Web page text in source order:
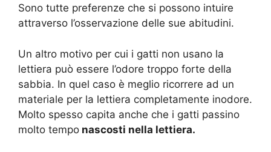
Sono tutte preferenze che si possono intuire
attraverso l’osservazione delle sue abitudini.
Un altro motivo per cui i gatti non usano la
lettiera può essere l’odore troppo forte della
sabbia. In quel caso è meglio ricorrere ad un
materiale per la lettiera completamente inodore.
Molto spesso capita anche che i gatti passino
molto tempo nascosti nella lettiera.